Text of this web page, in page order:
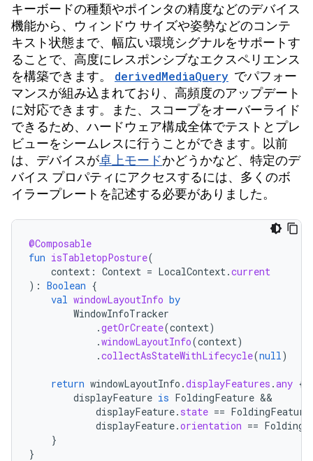
キーボードの種類やポインタの精度などのデバイス
機能から、ウィンドウ サイズや姿勢などのコンテ
キスト状態まで、幅広い環境シグナルをサポートす
ることで、高度にレスポンシブなエクスペリエンス
を構築できます。
derivedMediaQuery でパフォー
マンスが組み込まれており、高頻度のアップデート
に対応できます。また、スコープをオーバーライド
できるため、ハードウェア構成全体でテストとプレ
ビューをシームレスに行うことができます。以前
は、デバイスが卓上モードかどうかなど、特定のデ
バイス プロパティにアクセスするには、多くのボ
イラープレートを記述する必要がありました。
@Composable
fun isTabletopPosture(
context : Context = LocalContext .current
): Boolean {
val windowLayoutInfo by
WindowInfoTracker
.getOrCreate(context)
.windowLayoutInfo(context)
.collectAsStateWithLifecycle(null )
return windowLayoutInfo .displayFeatures .any {
displayFeature is FoldingFeature
displayFeature. state == FoldingFeature
displayFeature.orientation ==
}
}